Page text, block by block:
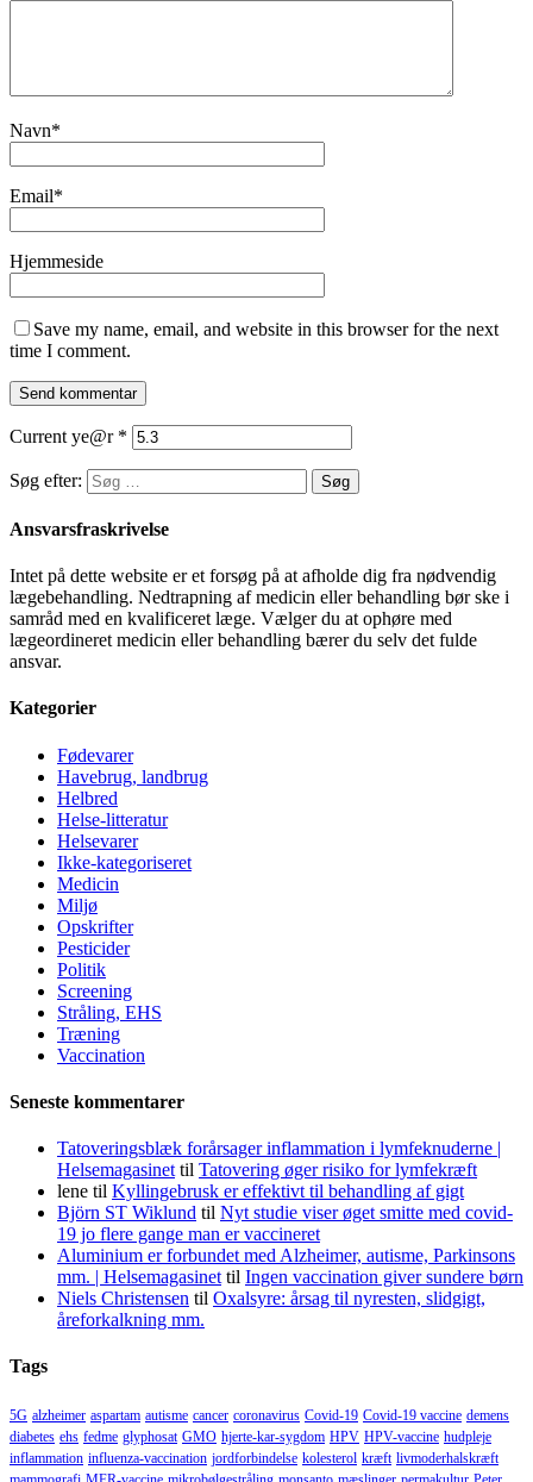
Navn*
Email*
Hjemmeside
Save my name, email, and website in this browser for the next
time I comment.
Current ye@r *
Søg efter:
Ansvarsfraskrivelse
Intet på dette website er et forsøg på at afholde dig fra nødvendig
lægebehandling. Nedtrapning af medicin eller behandling bør ske i
samråd med en kvalificeret læge. Vælger du at ophøre med
lægeordineret medicin eller behandling bærer du selv det fulde
ansvar.
Kategorier
Fødevarer
Havebrug, landbrug
Helbred
Helse-litteratur
Helsevarer
Ikke-kategoriseret
Medicin
Miljø
Opskrifter
Pesticider
Politik
Screening
Stråling, EHS
Træning
Vaccination
Seneste kommentarer
Tatoveringsblæk forårsager inflammation i lymfeknuderne |
Helsemagasinet til Tatovering øger risiko for lymfekræft
lene til Kyllingebrusk er effektivt til behandling af gigt
Björn ST Wiklund til Nyt studie viser øget smitte med covid-
19 jo flere gange man er vaccineret
Aluminium er forbundet med Alzheimer, autisme, Parkinsons
mm. | Helsemagasinet til Ingen vaccination giver sundere børn
Niels Christensen til Oxalsyre: årsag til nyresten, slidgigt,
åreforkalkning mm.
Tags
5G alzheimer aspartam autisme cancer coronavirus Covid-19 Covid-19 vaccine demens
diabetes ehs fedme glyphosat GMO hjerte-kar-sygdom HPV HPV-vaccine hudpleje
inflammation influenza-vaccination jordforbindelse kolesterol kræft livmoderhalskræft